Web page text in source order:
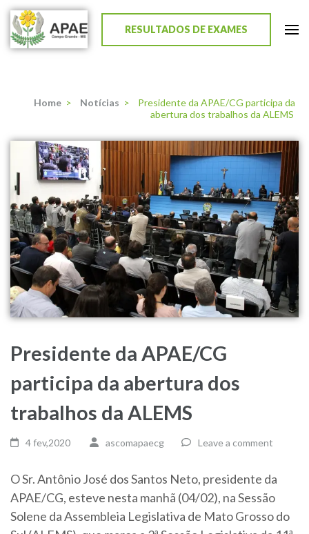
APAE de Campo Grande
RESULTADOS DE EXAMES
Home > Notícias >
Presidente da APAE/CG participa da
abertura dos trabalhos da ALEMS
Presidente da APAE/CG
participa da abertura dos
trabalhos da ALEMS
4 fev,2020 ascomapaecg Leave a comment
O Sr. Antônio José dos Santos Neto, presidente da
APAE/CG, esteve nesta manhã (04/02), na Sessão
Solene da Assembleia Legislativa de Mato Grosso do